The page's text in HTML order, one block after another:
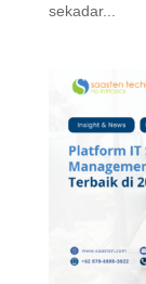
sekadar...